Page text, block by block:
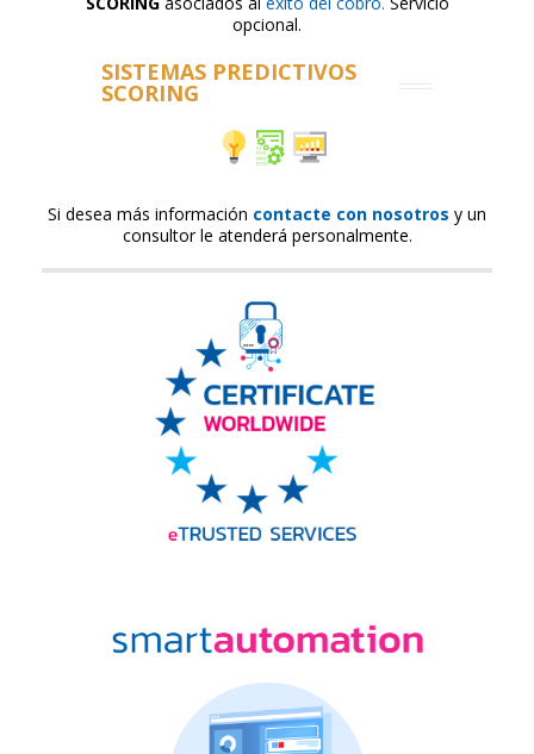
opcional.
SISTEMAS PREDICTIVOS
SCORING
Si desea más información contacte con nosotros y un
consultor le atenderá personalmente.